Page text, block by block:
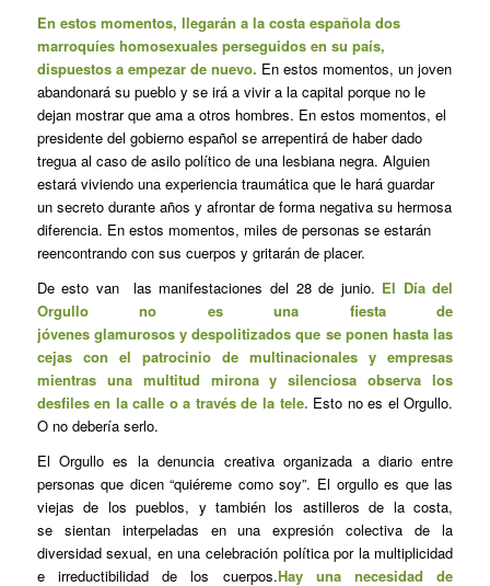
En estos momentos, llegarán a la costa española dos
marroquíes homosexuales perseguidos en su país,
dispuestos a empezar de nuevo. En estos momentos, un joven
abandonará su pueblo y se irá a vivir a la capital porque no le
dejan mostrar que ama a otros hombres. En estos momentos, el
presidente del gobierno español se arrepentirá de haber dado
tregua al caso de asilo político de una lesbiana negra. Alguien
estará viviendo una experiencia traumática que le hará guardar
un secreto durante años y afrontar de forma negativa su hermosa
diferencia. En estos momentos, miles de personas se estarán
reencontrando con sus cuerpos y gritarán de placer.
De esto van las manifestaciones del 28 de junio. El Día del
Orgullo no es una fiesta de
jóvenes glamurosos y despolitizados que se ponen hasta las
cejas con el patrocinio de multinacionales y empresas
mientras una multitud mirona y silenciosa observa los
desfiles en la calle o a través de la tele. Esto no es el Orgullo.
O no debería serlo.
El Orgullo es la denuncia creativa organizada a diario entre
personas que dicen “quiéreme como soy”. El orgullo es que las
viejas de los pueblos, y también los astilleros de la costa,
se sientan interpeladas en una expresión colectiva de la
diversidad sexual, en una celebración política por la multiplicidad
e irreductibilidad de los cuerpos.Hay una necesidad de